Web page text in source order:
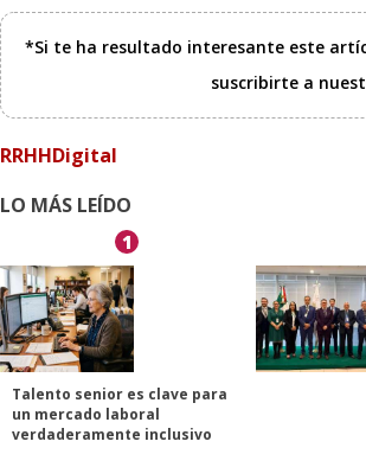
*Si te ha resultado interesante este
suscribirte a
RRHHDigital
LO MÁS LEÍDO
1
Talento senior es clave para
un mercado laboral
verdaderamente inclusivo